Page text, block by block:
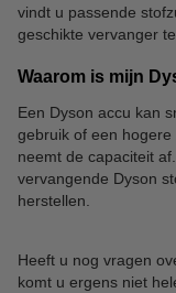
vindt u passende
geschikte vervanger te
Waarom is mijn
Een Dyson accu kan
gebruik of een hogere
neemt de capaciteit
vervangende Dyson
herstellen.
Heeft u nog vragen
komt u ergens niet